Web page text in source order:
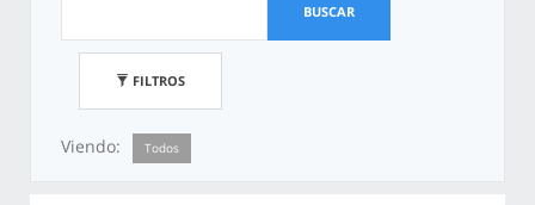
BUSCAR
FILTROS
Viendo: Todos